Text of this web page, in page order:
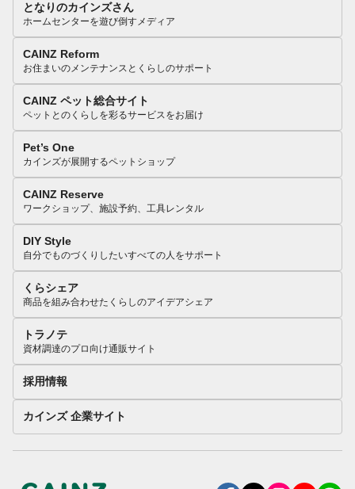
となりのカインズさん
ホームセンターを遊び倒すメディア
CAINZ Reform
お住まいのメンテナンスとくらしのサポート
CAINZ ペット総合サイト
ペットとのくらしを彩るサービスをお届け
Pet’s One
カインズが展開するペットショップ
CAINZ Reserve
ワークショップ、施設予約、工具レンタル
DIY Style
自分でものづくりしたいすべての人をサポート
くらシェア
商品を組み合わせたくらしのアイデアシェア
トラノテ
資材調達のプロ向け通販サイト
採用情報
カインズ 企業サイト